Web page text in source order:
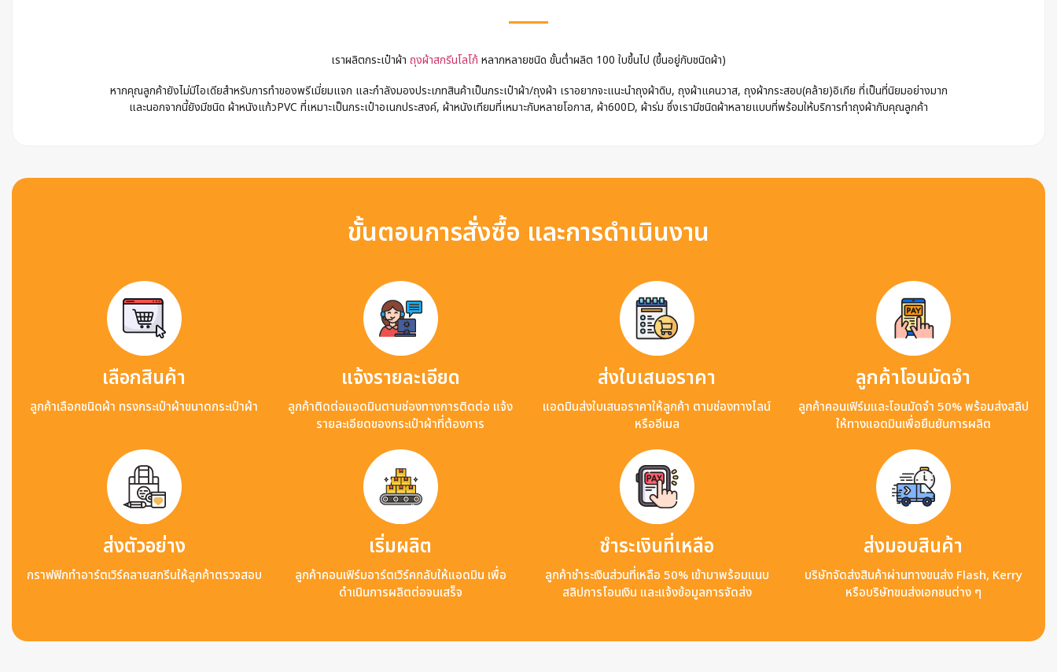
เราผลิตกระเป๋าผ้า ถุงผ้าสกรีนโลโก้ หลากหลายชนิด ขั้นต่ำผลิต 100 ใบขึ้นไป (ขึ้นอยู่กับชนิดผ้า)
หากคุณลูกค้ายังไม่มีไอเดียสำหรับการทำของพรีเมี่ยมแจก และกำลังมองประเภทสินค้าเป็นกระเป๋าผ้า/ถุงผ้า เราอยากจะแนะนำถุงผ้าดิบ, ถุงผ้าแคนวาส, ถุงผ้ากระสอบ(คล้าย)อิเกีย ที่เป็นที่นิยมอย่างมาก
และนอกจากนี้ยังมีชนิด ผ้าหนังแก้วPVC ที่เหมาะเป็นกระเป๋าอเนกประสงค์, ผ้าหนังเทียมที่เหมาะกับหลายโอกาส, ผ้า600D, ผ้าร่ม ซึ่งเรามีชนิดผ้าหลายแบบที่พร้อมให้บริการทำถุงผ้ากับคุณลูกค้า
ขั้นตอนการสั่งซื้อ และการดำเนินงาน
เลือกสินค้า
ลูกค้าเลือกชนิดผ้า ทรงกระเป๋าผ้าขนาดกระเป๋าผ้า
แจ้งรายละเอียด
ลูกค้าติดต่อแอดมินตามช่องทางการติดต่อ แจ้ง
รายละเอียดของกระเป๋าผ้าที่ต้องการ
ส่งใบเสนอราคา
แอดมินส่งใบเสนอราคาให้ลูกค้า ตามช่องทางไลน์
หรืออีเมล
ลูกค้าโอนมัดจำ
ลูกค้าคอนเฟิร์มและโอนมัดจำ 50% พร้อมส่งสลิป
ให้ทางแอดมินเพื่อยืนยันการผลิต
ส่งตัวอย่าง
กราฟฟิกทำอาร์ตเวิร์คลายสกรีนให้ลูกค้าตรวจสอบ
เริ่มผลิต
ลูกค้าคอนเฟิร์มอาร์ตเวิร์คกลับให้แอดมิน เพื่อ
ดำเนินการผลิตต่อจนเสร็จ
ชำระเงินที่เหลือ
ลูกค้าชำระเงินส่วนที่เหลือ 50% เข้ามาพร้อมแนบ
สลิปการโอนเงิน และแจ้งข้อมูลการจัดส่ง
ส่งมอบสินค้า
บริษัทจัดส่งสินค้าผ่านทางขนส่ง Flash, Kerry
หรือบริษัทขนส่งเอกชนต่าง ๆ